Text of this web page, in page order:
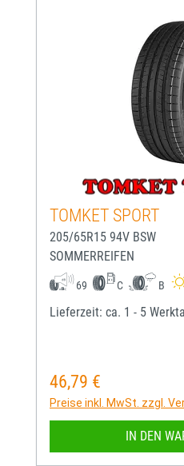
TOMKET SPORT
205/65R15 94V BSW
SOMMERREIFEN
69 C B
Lieferzeit: ca. 1 - 5
Regulärer Preis:
46,79 €
Preise inkl. MwSt. zzgl.
IN DEN